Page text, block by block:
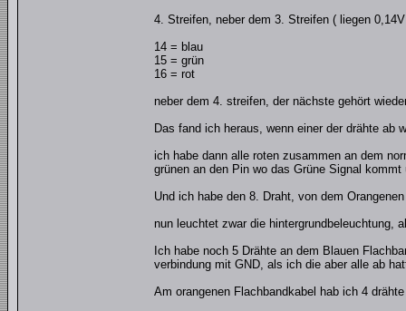
4. Streifen, neber dem 3. Streifen ( liegen
14 = blau
15 = grün
16 = rot
neber dem 4. streifen, der nächste gehört
Das fand ich heraus, wenn einer der drähte ab
ich habe dann alle roten zusammen an dem
grünen an den Pin wo das Grüne Signal
Und ich habe den 8. Draht, von dem
nun leuchtet zwar die hintergrundbeleuchtung,
Ich habe noch 5 Drähte an dem Blauen
verbindung mit GND, als ich die aber alle ab
Am orangenen Flachbandkabel hab ich 4